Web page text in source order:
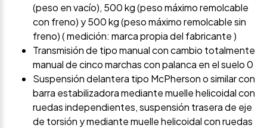
(peso en vacío), 500 kg (peso máximo remolcable
con freno) y 500 kg (peso máximo remolcable sin
freno) ( medición: marca propia del fabricante )
Transmisión de tipo manual con cambio totalmente
manual de cinco marchas con palanca en el suelo 0
Suspensión delantera tipo McPherson o similar con
barra estabilizadora mediante muelle helicoidal con
ruedas independientes, suspensión trasera de eje
de torsión y mediante muelle helicoidal con ruedas